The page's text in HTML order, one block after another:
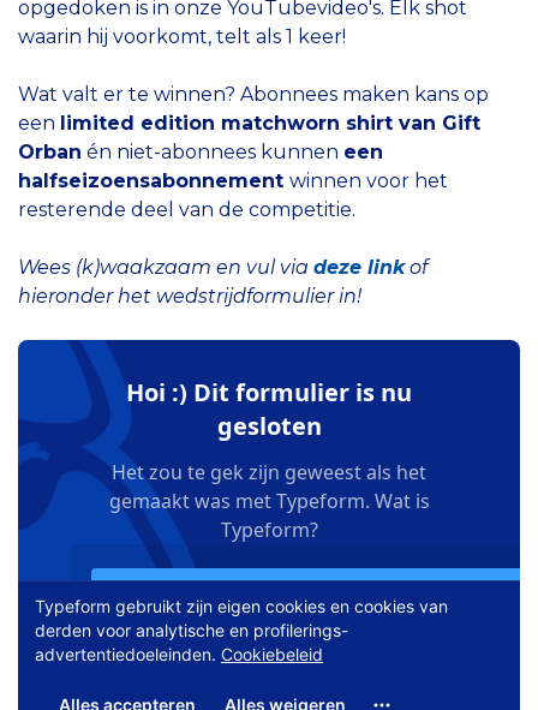
opgedoken is in onze YouTubevideo's. Elk shot
waarin hij voorkomt, telt als 1 keer!
Wat valt er te winnen? Abonnees maken kans op
een limited edition matchworn shirt van Gift
Orban én niet-abonnees kunnen een
halfseizoensabonnement winnen voor het
resterende deel van de competitie.
Wees (k)waakzaam en vul via deze linkof
hieronder het wedstrijdformulier in!